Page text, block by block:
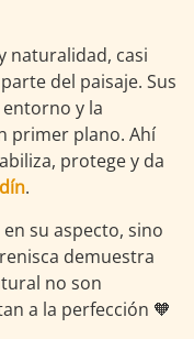
naturalidad, casi
del paisaje. Sus
y la
primer plano. Ahí
protege y da
.
su aspecto, sino
demuestra
no son
a la perfección 🧡